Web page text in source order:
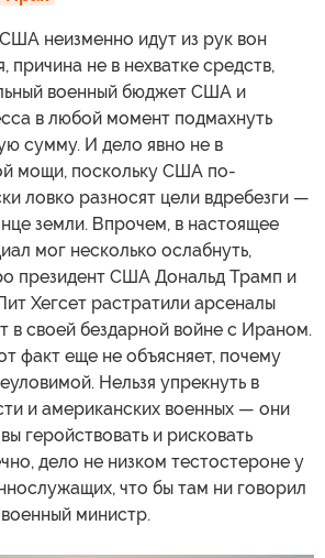
неизменно идут из рук вон
причина не в нехватке средств,
военный бюджет США и
в любой момент подмахнуть
сумму. И дело явно не в
мощи, поскольку США по-
ловко разносят цели вдребезги —
земли. Впрочем, в настоящее
мог несколько ослабнуть,
президент США Дональд Трамп и
Хегсет растратили арсеналы
в своей бездарной войне с Ираном.
факт еще не объясняет, почему
Нельзя упрекнуть в
и американских военных — они
геройствовать и рисковать
дело не низком тестостероне у
что бы там ни говорил
министр.